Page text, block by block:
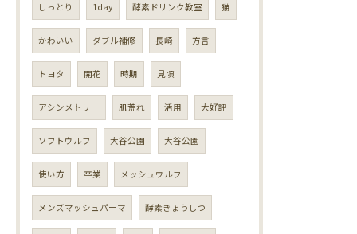
しっとり 1day 酵素ドリンク教室 猫
かわいい ダブル補修 長崎 方言
トヨタ 開花 時期 見頃
アシンメトリー 肌荒れ 活用 大好評
ソフトウルフ 大谷公園 大谷公園
使い方 卒業 メッシュウルフ
メンズマッシュパーマ 酵素きょうしつ